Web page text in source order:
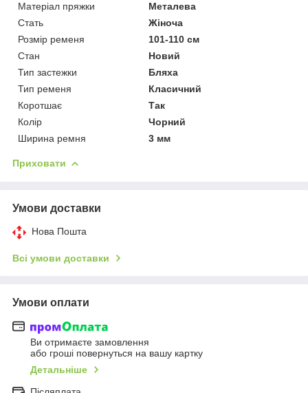
Матеріал пряжки
Металева
Стать
Жіноча
Розмір ременя
101-110 см
Стан
Новий
Тип застежки
Бляха
Тип ременя
Класичний
Коротшає
Так
Колір
Чорний
Ширина ремня
3 мм
Приховати
Умови доставки
Нова Пошта
Всі умови доставки
Умови оплати
Ви отримаєте замовлення
або гроші повернуться на вашу картку
Детальніше